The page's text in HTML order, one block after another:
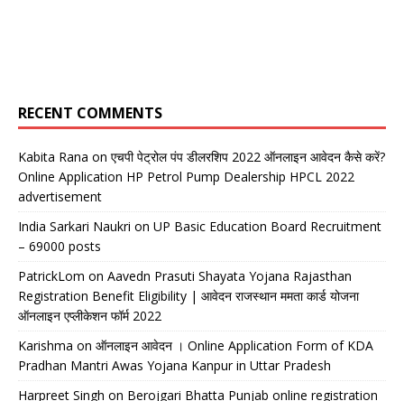
RECENT COMMENTS
Kabita Rana on एचपी पेट्रोल पंप डीलरशिप 2022 ऑनलाइन आवेदन कैसे करें?
Online Application HP Petrol Pump Dealership HPCL 2022
advertisement
India Sarkari Naukri on UP Basic Education Board Recruitment
– 69000 posts
PatrickLom on Aavedn Prasuti Shayata Yojana Rajasthan
Registration Benefit Eligibility | आवेदन राजस्थान ममता कार्ड योजना
ऑनलाइन एप्लीकेशन फॉर्म 2022
Karishma on ऑनलाइन आवेदन । Online Application Form of KDA
Pradhan Mantri Awas Yojana Kanpur in Uttar Pradesh
Harpreet Singh on Berojgari Bhatta Punjab online registration